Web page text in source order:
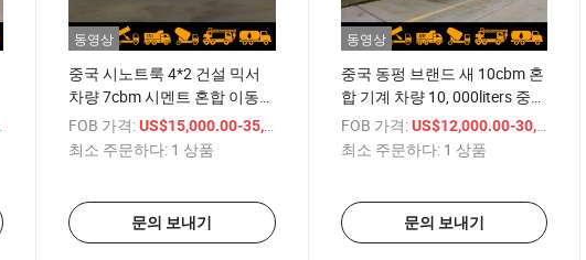
/ 상품
동영상
중국 시노트룩 4*2 건설 믹서
차량 7cbm 시멘트 혼합 이동식
콘크리트 믹서 트럭
FOB 가격: US$15,000.00-35,000.00
/ 상품
최소 주문하다: 1 상품
문의 보내기
동영상
중국 동펑 브랜드 새 10cbm 혼
합 기계 차량 10, 000liters 중형
콘크리트 믹서 트럭
FOB 가격: US$12,000.00-30,000.00
최소 주문하다: 1 상품
문의 보내기